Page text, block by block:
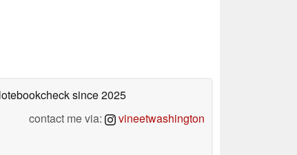
since 2025
contact me via:
vineetwashington